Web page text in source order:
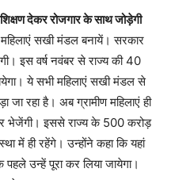
देकर रोजगार के साथ जोड़ेगी
सखी मंडल बनायें। सरकार
इस वर्ष नवंबर से राज्य की 40
ये सभी महिलाएं सखी मंडल से
रहा है। अब ग्रामीण महिलाएं ही
भेजेंगी। इससे राज्य के 500 करोड़
में ही रहेंगे। उन्होंने कहा कि यहां
उन्हें पूरा कर लिया जायेगा।